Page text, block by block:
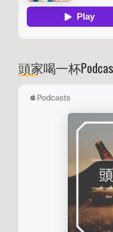
頭家喝一杯